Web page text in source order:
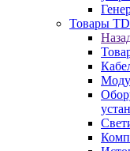
Товары